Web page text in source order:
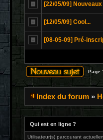
[22/05/09]
[12/05/09] Cool...
[08-05-09] Pré-
Page
Index du forum »
Qui est en ligne ?
Utilisateur(s) parcourant